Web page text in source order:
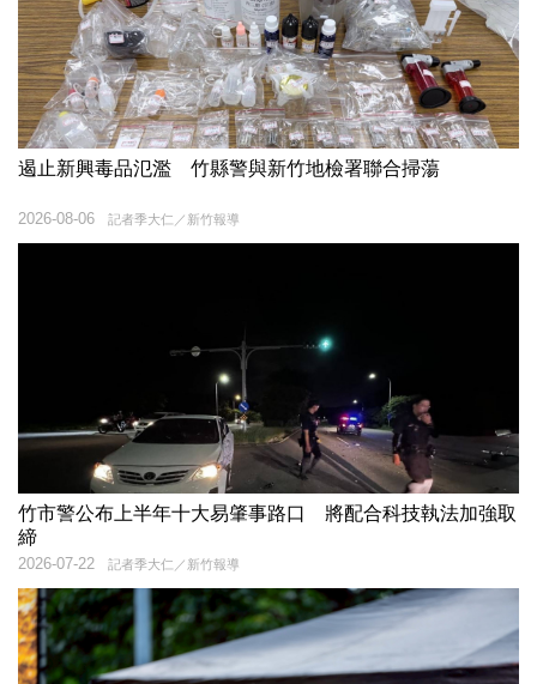
遏止新興毒品氾濫 竹縣警與新竹地檢署聯合掃蕩
記者季大仁／新竹報導
2026-08-06
竹市警公布上半年十大易肇事路口 將配合科技執法加強取
締
記者季大仁／新竹報導
2026-07-22